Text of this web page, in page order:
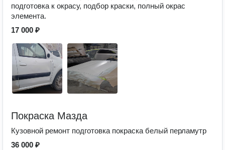
подготовка к окрасу, подбор краски, полный окрас
элемента.
17 000 ₽
Покраска Мазда
Кузовной ремонт подготовка покраска белый перламутр
36 000 ₽